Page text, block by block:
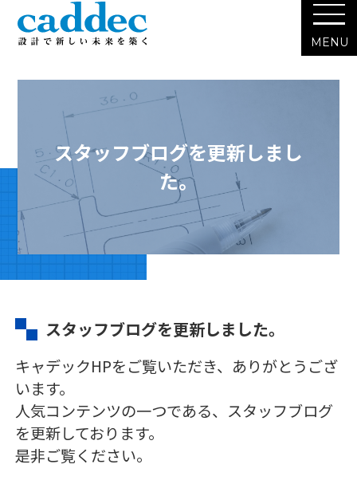
スタッフブログを更新しまし
た。
スタッフブログを更新しました。
キャデックHPをご覧いただき、ありがとうござ
います。
人気コンテンツの一つである、スタッフブログ
を更新しております。
是非ご覧ください。